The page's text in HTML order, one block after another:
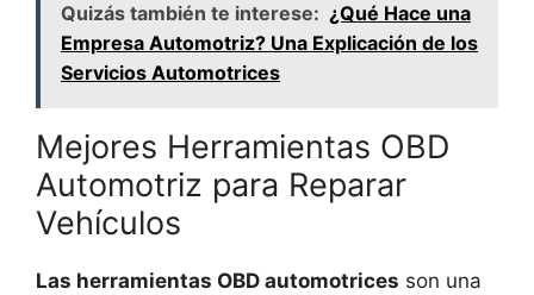
Quizás también te interese: ¿Qué Hace una
Empresa Automotriz? Una Explicación de los
Servicios Automotrices
Mejores Herramientas OBD
Automotriz para Reparar
Vehículos
Las herramientas OBD automotrices son una